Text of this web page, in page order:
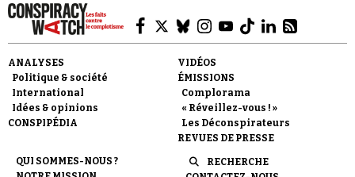
Demander à Vera
ANALYSES
Politique & société
International
Idées & opinions
CONSPIPÉDIA
VIDÉOS
ÉMISSIONS
Complorama
« Réveillez-vous ! »
Les Déconspirateurs
REVUES DE PRESSE
QUI SOMMES-NOUS ?
RECHERCHE